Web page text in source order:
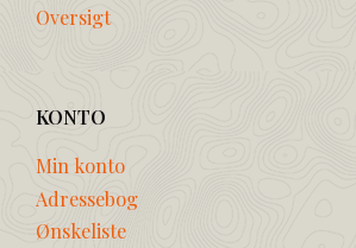
Oversigt
KONTO
Min konto
Adressebog
Ønskeliste